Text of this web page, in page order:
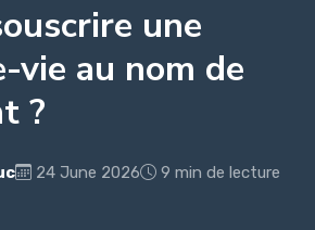
une
vie au nom de
?
24 June 2026 9 min de lecture